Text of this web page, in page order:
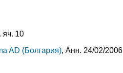
яч. 10
AD (Болгария), Анн. 24/02/2006